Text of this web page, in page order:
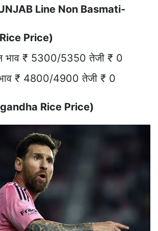
Line Non Basmati-
Price)
भाव ₹ 5300/5350 तेजी ₹ 0
₹ 4800/4900 तेजी ₹ 0
Rice Price)